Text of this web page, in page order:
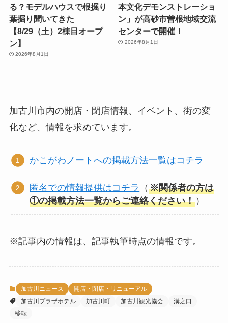
る？モデルハウスで根掘り
葉掘り聞いてきた
【8/29（土）2棟目オープ
ン】
2026年8月1日
本文化デモンストレーショ
ン」が高砂市曽根地域交流
センターで開催！
2026年8月1日
加古川市内の開店・閉店情報、イベント、街の変
化など、情報を求めています。
かこがわノートへの掲載方法一覧はコチラ
匿名での情報提供はコチラ （※関係者の方は
①の掲載方法一覧からご連絡ください！ ）
※記事内の情報は、記事執筆時点の情報です。
加古川ニュース
開店・閉店・リニューアル
加古川プラザホテル
加古川町 加古川観光協会
溝之口
移転